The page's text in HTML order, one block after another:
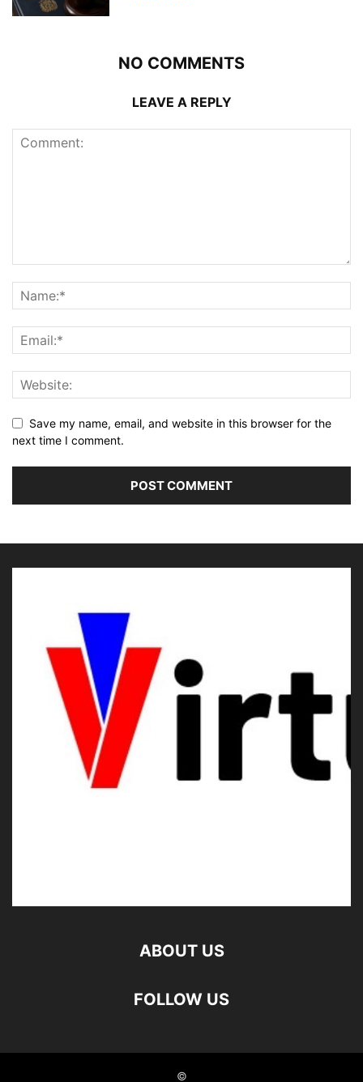
NO COMMENTS
LEAVE A REPLY
Save my name, email, and website in this browser for the
next time I comment.
ABOUT US
FOLLOW US
©